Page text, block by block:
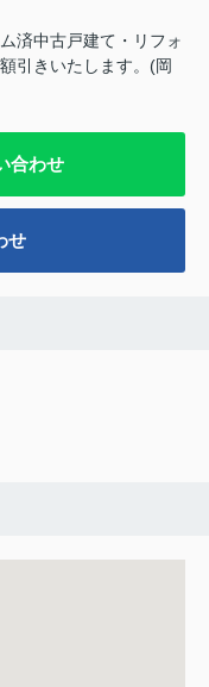
済中古戸建て・リフォ
引きいたします。(岡
合わせ
せ